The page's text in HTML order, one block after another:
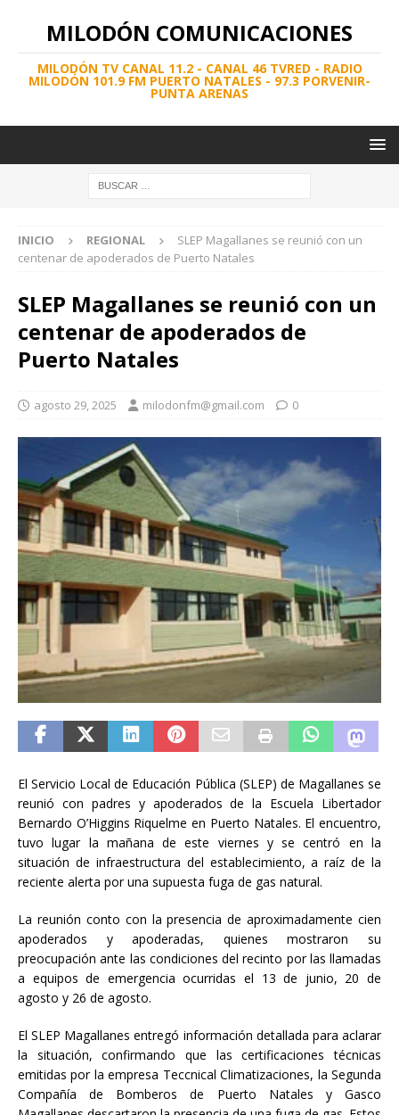
MILODÓN COMUNICACIONES
MILODÓN TV CANAL 11.2 - CANAL 46 TVRED - RADIO
MILODÓN 101.9 FM PUERTO NATALES - 97.3 PORVENIR-
PUNTA ARENAS
INICIO REGIONAL
SLEP Magallanes se reunió con un
centenar de apoderados de Puerto Natales
SLEP Magallanes se reunió con un
centenar de apoderados de
Puerto Natales
agosto 29, 2025 milodonfm@gmail.com 0
El Servicio Local de Educación Pública (SLEP) de Magallanes se
reunió con padres y apoderados de la Escuela Libertador
Bernardo O’Higgins Riquelme en Puerto Natales. El encuentro,
tuvo lugar la mañana de este viernes y se centró en la
situación de infraestructura del establecimiento, a raíz de la
reciente alerta por una supuesta fuga de gas natural.
La reunión conto con la presencia de aproximadamente cien
apoderados y apoderadas, quienes mostraron su
preocupación ante las condiciones del recinto por las llamadas
a equipos de emergencia ocurridas el 13 de junio, 20 de
agosto y 26 de agosto.
El SLEP Magallanes entregó información detallada para aclarar
la situación, confirmando que las certificaciones técnicas
emitidas por la empresa Teccnical Climatizaciones, la Segunda
Compañía de Bomberos de Puerto Natales y Gasco